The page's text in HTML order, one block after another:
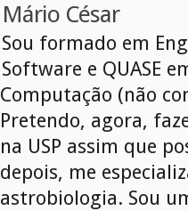
Mário César
Sou formado em
Software e QUASE
Computação (não
Pretendo, agora,
na USP assim que
depois, me
astrobiologia. Sou